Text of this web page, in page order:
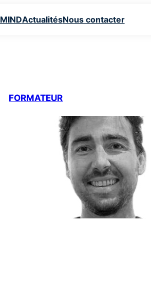
ActualitésNous contacter
DELANOUE met en œuvre des
FORMATEUR